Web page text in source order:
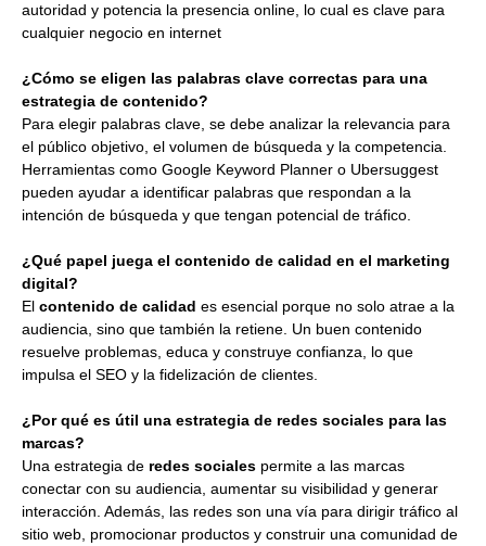
autoridad y potencia la presencia online, lo cual es clave para
cualquier negocio en internet
¿Cómo se eligen las palabras clave correctas para una
estrategia de contenido?
Para elegir palabras clave, se debe analizar la relevancia para
el público objetivo, el volumen de búsqueda y la competencia.
Herramientas como Google Keyword Planner o Ubersuggest
pueden ayudar a identificar palabras que respondan a la
intención de búsqueda y que tengan potencial de tráfico.
¿Qué papel juega el contenido de calidad en el marketing
digital?
El contenido de calidad es esencial porque no solo atrae a la
audiencia, sino que también la retiene. Un buen contenido
resuelve problemas, educa y construye confianza, lo que
impulsa el SEO y la fidelización de clientes.
¿Por qué es útil una estrategia de redes sociales para las
marcas?
Una estrategia de redes sociales permite a las marcas
conectar con su audiencia, aumentar su visibilidad y generar
interacción. Además, las redes son una vía para dirigir tráfico al
sitio web, promocionar productos y construir una comunidad de